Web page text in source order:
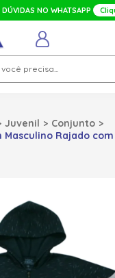
NO WHATSAPP
Juvenil
Conjunto
Rajado com